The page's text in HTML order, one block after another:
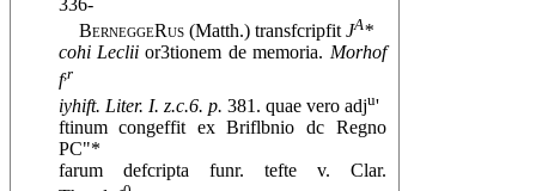
336-
BerneggeRus (Matth.) transfcripfit JA*
cohi Lecliior3tionem de memoria. Morhof
f,r
iyhift. Liter. I. z.c.6. p. 381. quae vero adju'
ftinum congeffit ex Briflbnio dc Regno
PC"*
farum defcripta funr. tefte v. Clar.